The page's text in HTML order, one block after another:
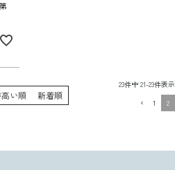
い順 新着順
23件中 21-23件表示
1
2